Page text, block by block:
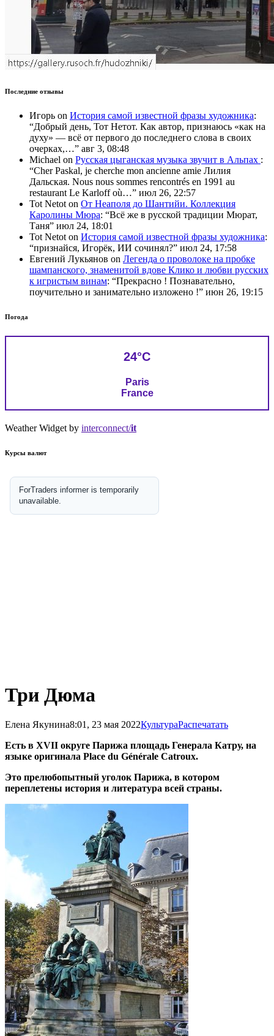
Последние отзывы
Игорь on История самой известной фразы художника:
“Добрый день, Тот Нетот. Как автор, признаюсь «как на
духу» — всё от первого до последнего слова в своих
очерках,…” авг 3, 08:48
Michael on Русская цыганская музыка звучит в Альпах :
“Cher Paskal, je cherche mon ancienne amie Лилия
Дальская. Nous nous sommes rencontrés en 1991 au
restaurant Le Karloff où…” июл 26, 22:57
Tot Netot on От Неаполя до Шантийи. Коллекция
Каролины Мюра: “Всё же в русской традиции Мюрат,
Таня” июл 24, 18:01
Tot Netot on История самой известной фразы художника:
“признайся, Игорёк, ИИ сочинял?” июл 24, 17:58
Евгений Лукьянов on Легенда о проволоке на пробке
шампанского, знаменитой вдове Клико и любви русских
к игристым винам: “Прекрасно ! Познавательно,
поучительно и занимательно изложено !” июн 26, 19:15
Погода
24°C
Paris
France
Weather Widget by interconnect/it
Курсы валют
Три Дюма
Елена Якунина8:01, 23 мая 2022КультураРаспечатать
Есть в XVII округе Парижа площадь Генерала Катру, на
языке оригинала Place du Générale Catroux.
Это прелюбопытный уголок Парижа, в котором
переплетены история и литература всей страны.